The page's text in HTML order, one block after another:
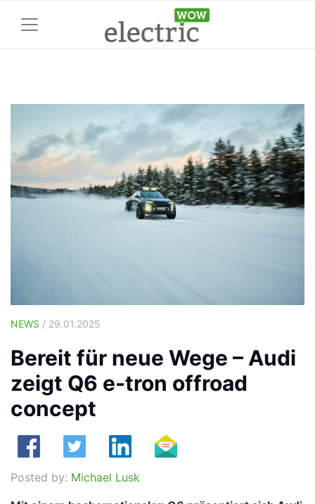
NEWS / 29.01.2025
Bereit für neue Wege – Audi
zeigt Q6 e-tron offroad
concept
Posted by: Michael Lusk